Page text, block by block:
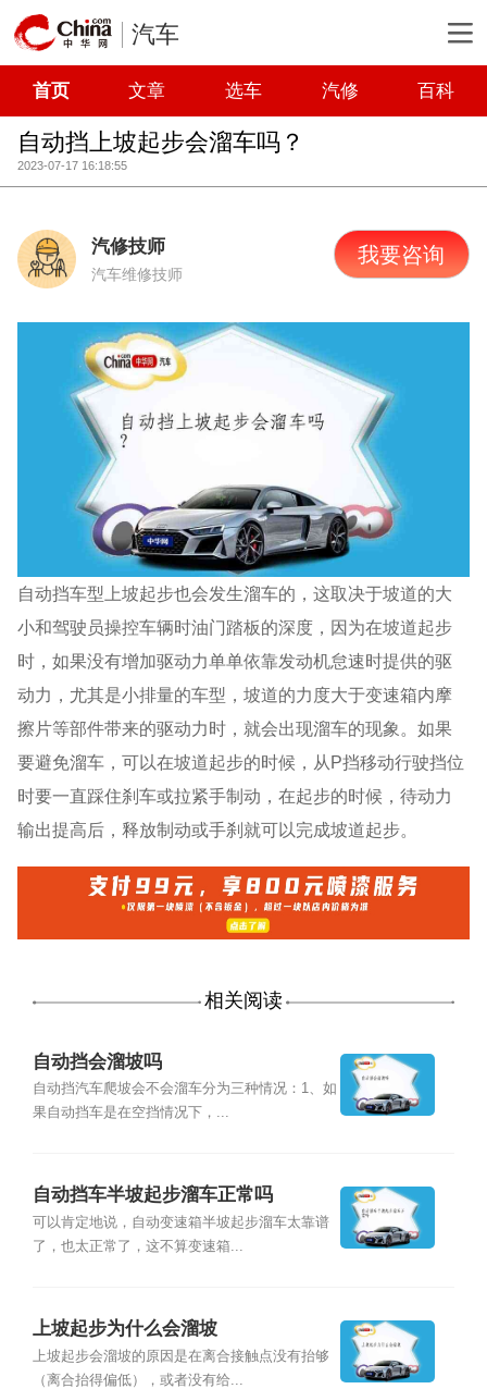
汽车
首页 文章 选车 汽修 百科
自动挡上坡起步会溜车吗？
2023-07-17 16:18:55
汽修技师
汽车维修技师
我要咨询
自动挡车型上坡起步也会发生溜车的，这取决于坡道的大
小和驾驶员操控车辆时油门踏板的深度，因为在坡道起步
时，如果没有增加驱动力单单依靠发动机怠速时提供的驱
动力，尤其是小排量的车型，坡道的力度大于变速箱内摩
擦片等部件带来的驱动力时，就会出现溜车的现象。如果
要避免溜车，可以在坡道起步的时候，从P挡移动行驶挡位
时要一直踩住刹车或拉紧手制动，在起步的时候，待动力
输出提高后，释放制动或手刹就可以完成坡道起步。
相关阅读
自动挡会溜坡吗
自动挡汽车爬坡会不会溜车分为三种情况：1、如
果自动挡车是在空挡情况下，...
自动挡车半坡起步溜车正常吗
可以肯定地说，自动变速箱半坡起步溜车太靠谱
了，也太正常了，这不算变速箱...
上坡起步为什么会溜坡
上坡起步会溜坡的原因是在离合接触点没有抬够
（离合抬得偏低），或者没有给...